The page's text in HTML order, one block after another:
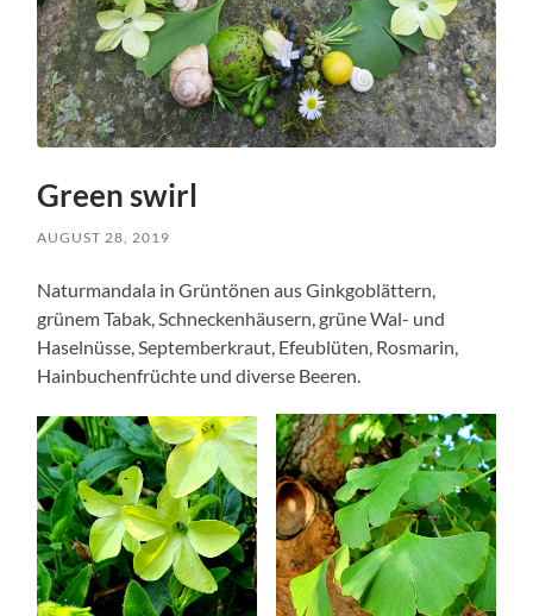
Green swirl
AUGUST 28, 2019
Naturmandala in Grüntönen aus Ginkgoblättern,
grünem Tabak, Schneckenhäusern, grüne Wal- und
Haselnüsse, Septemberkraut, Efeublüten, Rosmarin,
Hainbuchenfrüchte und diverse Beeren.